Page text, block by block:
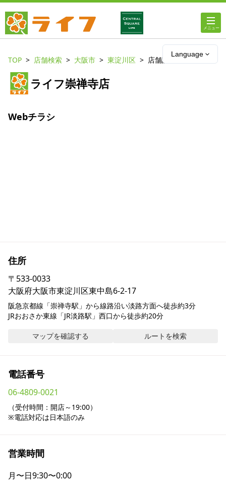
Language
店舗・チラシ情報
Contact us in English
TOP 店舗検索 大阪市 東淀川区 店舗詳細
ライフ崇禅寺店
Webチラシ
住所
〒 533-0033
大阪府大阪市東淀川区東中島6-2-17
阪急京都線「崇禅寺駅」から線路沿い淡路方面へ徒歩約3分
JRおおさか東線「JR淡路駅」西口から徒歩約20分
マップを確認する ルートを検索
電話番号
06-4809-0021
（受付時間：開店～19:00）
※電話対応は日本語のみ
営業時間
月〜日9:30〜0:00